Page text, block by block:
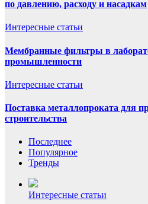
по давлению, расходу и насадкам
Интересные статьи
Мембранные фильтры в
промышленности
Интересные статьи
Поставка металлопроката для
строительства
Последнее
Популярное
Тренды
Интересные статьи